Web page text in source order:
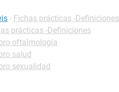
- Fichas prácticas -Definiciones
prácticas -Definiciones
oftalmología
salud
sexualidad